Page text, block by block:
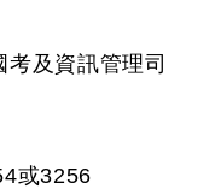
及資訊管理司
或3256